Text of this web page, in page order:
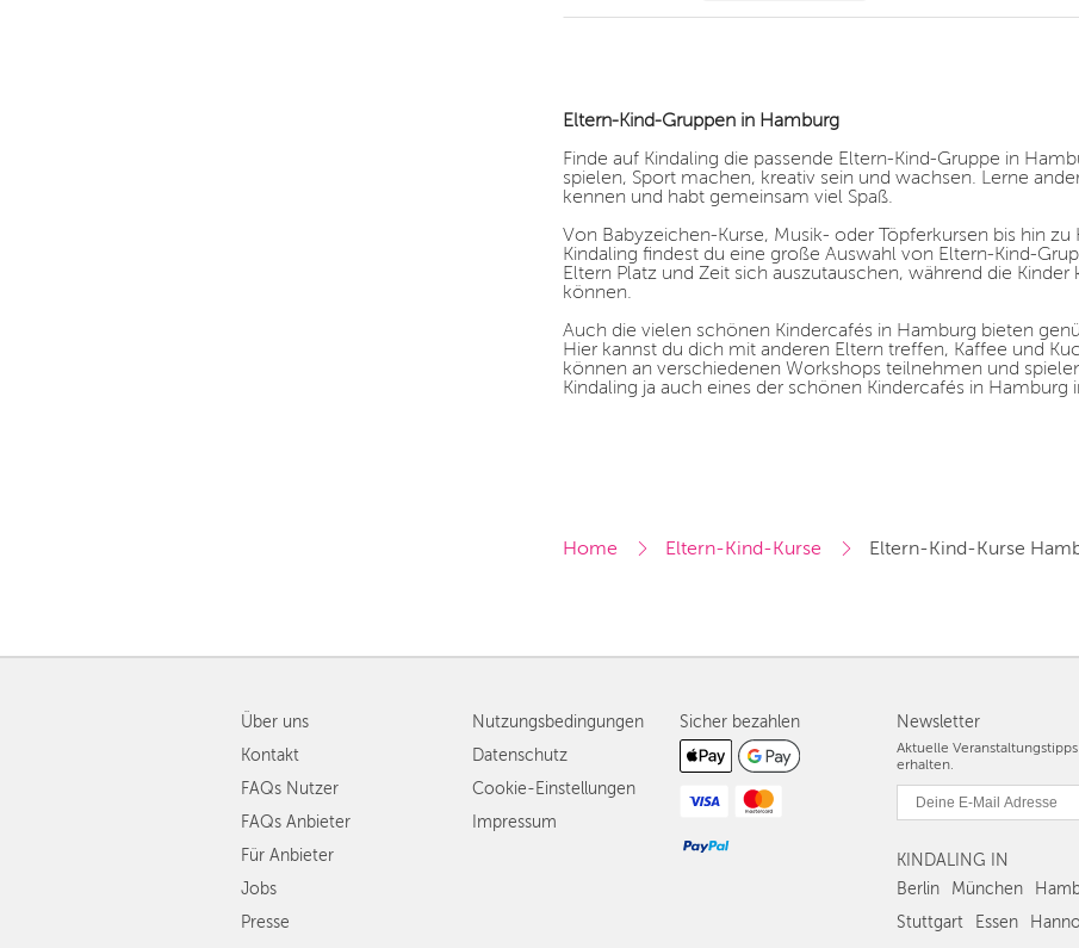
Eltern-Kind-Gruppen in Hamburg
Finde auf Kindaling die passende Eltern-Kind-Gruppe in
spielen, Sport machen, kreativ sein und wachsen. Lerne
kennen und habt gemeinsam viel Spaß.
Von Babyzeichen-Kurse, Musik- oder Töpferkursen bis hin
Kindaling findest du eine große Auswahl von Eltern-Kind-
Eltern Platz und Zeit sich auszutauschen, während die
können.
Auch die vielen schönen Kindercafés in Hamburg bieten
Hier kannst du dich mit anderen Eltern treffen, Kaffee und
können an verschiedenen Workshops teilnehmen und
Kindaling ja auch eines der schönen Kindercafés in Hamburg
Home Eltern-Kind-Kurse Eltern-Kind-Kurse
Newsletter
Aktuelle
erhalten.
KINDALING IN
Berlin
München
Stuttgart
Essen
Über uns
Kontakt
FAQs Nutzer
FAQs Anbieter
Für Anbieter
Jobs
Presse
Nutzungsbedingungen
Datenschutz
Cookie-Einstellungen
Impressum
Sicher bezahlen